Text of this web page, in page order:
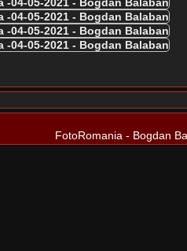
FotoRomania - Bogdan